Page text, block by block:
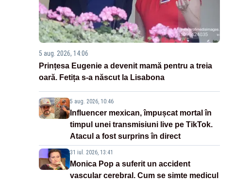
5 aug. 2026, 14:06
Prințesa Eugenie a devenit mamă pentru a treia
oară. Fetița s-a născut la Lisabona
5 aug. 2026, 10:46
Influencer mexican, împușcat mortal în
timpul unei transmisiuni live pe TikTok.
Atacul a fost surprins în direct
31 iul. 2026, 13:41
Monica Pop a suferit un accident
vascular cerebral. Cum se simte medicul